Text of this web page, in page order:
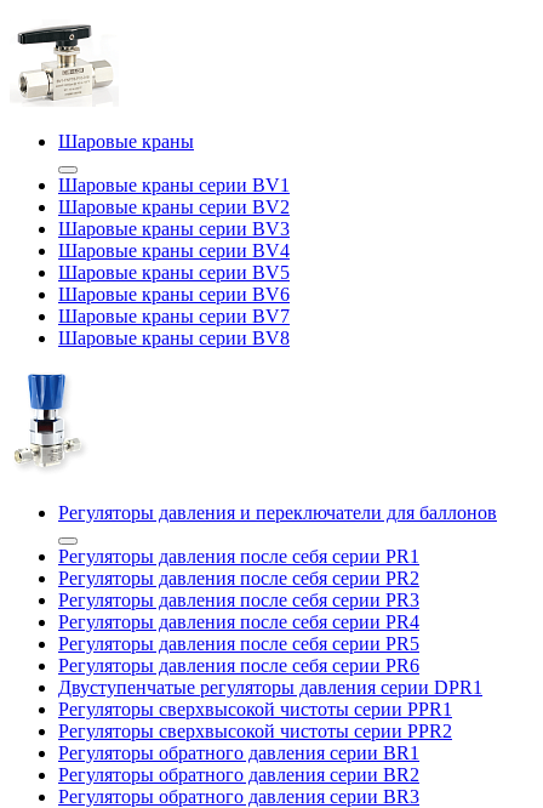
Шаровые краны
Шаровые краны серии BV1
Шаровые краны серии BV2
Шаровые краны серии BV3
Шаровые краны серии BV4
Шаровые краны серии BV5
Шаровые краны серии BV6
Шаровые краны серии BV7
Шаровые краны серии BV8
Регуляторы давления и переключатели для баллонов
Регуляторы давления после себя серии PR1
Регуляторы давления после себя серии PR2
Регуляторы давления после себя серии PR3
Регуляторы давления после себя серии PR4
Регуляторы давления после себя серии PR5
Регуляторы давления после себя серии PR6
Двуступенчатые регуляторы давления серии DPR1
Регуляторы сверхвысокой чистоты серии PPR1
Регуляторы сверхвысокой чистоты серии PPR2
Регуляторы обратного давления серии BR1
Регуляторы обратного давления серии BR2
Регуляторы обратного давления серии BR3